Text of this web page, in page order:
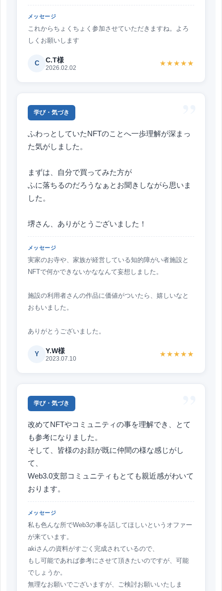
メッセージ
これからちょくちょく参加させていただきますね。よろ
しくお願いします
C C.T様
2026.02.02
★★★★★
学び・気づき
ふわっとしていたNFTのことへ一歩理解が深まっ
た気がしました。
まずは、自分で買ってみた方が
ふに落ちるのだろうなぁとお聞きしながら思いま
した。
堺さん、ありがとうございました！
メッセージ
実家のお寺や、家族が経営している知的障がい者施設と
NFTで何かできないかななんて妄想しました。
施設の利用者さんの作品に価値がついたら、嬉しいなと
おもいました。
ありがとうございました。
Y Y.W様
2023.07.10
★★★★★
学び・気づき
改めてNFTやコミュニティの事を理解でき、とて
も参考になりました。
そして、皆様のお顔が既に仲間の様な感じがし
て、
Web3.0支部コミュニティもとても親近感がわいて
おります。
メッセージ
私も色んな所でWeb3の事を話してほしいというオファー
が来ています。
akiさんの資料がすごく完成されているので、
もし可能であれば参考にさせて頂きたいのですが、可能
でしょうか。
無理なお願いでございますが、ご検討お願いいたしま